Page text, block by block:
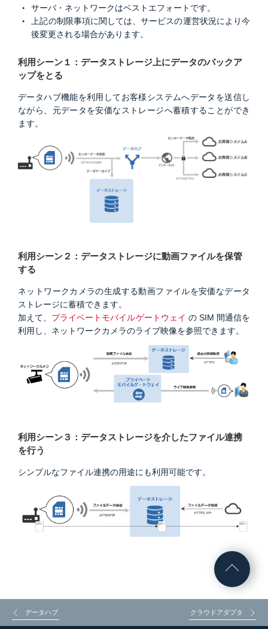
サーバ・ネットワークはベストエフォートです。
上記の制限事項に関しては、サービスの運営状況により今
後変更される場合があります。
利用シーン１：データストレージ上にデータのバックア
ップをとる
データハブ機能を利用してお客様システムへデータを送信し
ながら、元データを安価なストレージへ蓄積することができ
ます。
利用シーン２：データストレージに動画ファイルを保管
する
ネットワークカメラの生成する動画ファイルを安価なデータ
ストレージに蓄積できます。
加えて、 プライベートモバイルゲートウェイ の SIM 間通信を
利用し、ネットワークカメラのライブ映像を参照できます。
利用シーン３：データストレージを介したファイル連携
を行う
シンプルなファイル連携の用途にも利用可能です。
データハブ クラウドアダプタ